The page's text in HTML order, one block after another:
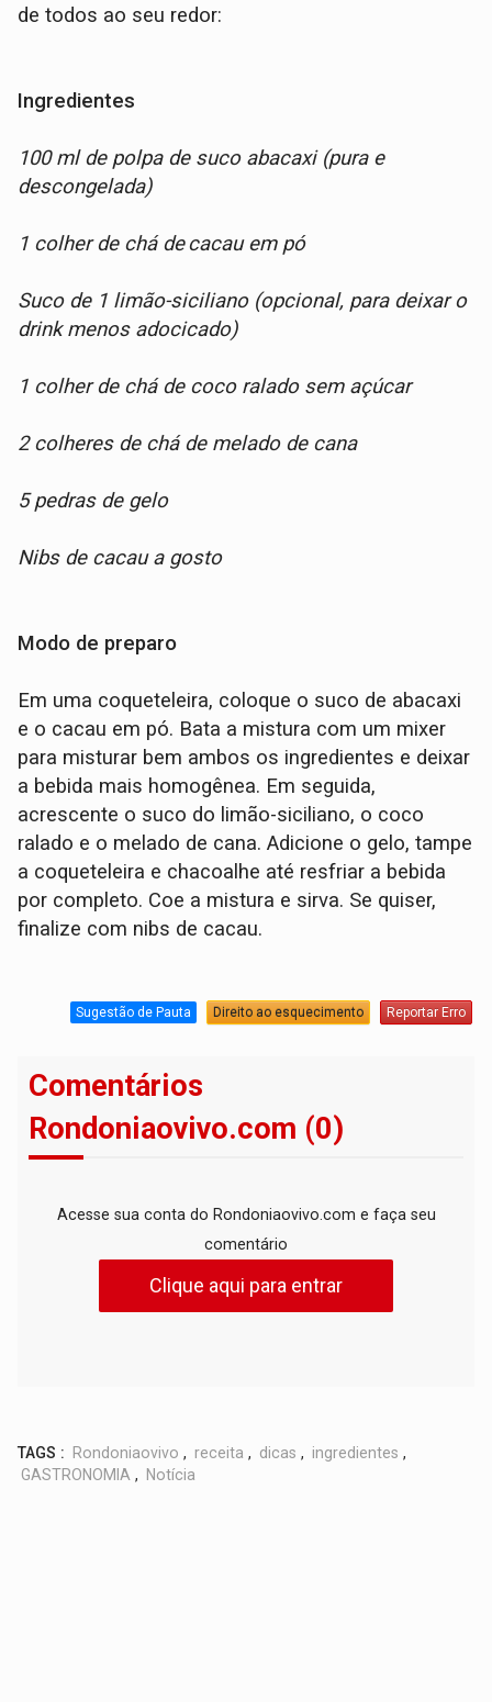
de todos ao seu redor:
Ingredientes
100 ml de polpa de suco abacaxi (pura e
descongelada)
1 colher de chá de cacau em pó
Suco de 1 limão-siciliano (opcional, para deixar o
drink menos adocicado)
1 colher de chá de coco ralado sem açúcar
2 colheres de chá de melado de cana
5 pedras de gelo
Nibs de cacau a gosto
Modo de preparo
Em uma coqueteleira, coloque o suco de abacaxi
e o cacau em pó. Bata a mistura com um mixer
para misturar bem ambos os ingredientes e deixar
a bebida mais homogênea. Em seguida,
acrescente o suco do limão-siciliano, o coco
ralado e o melado de cana. Adicione o gelo, tampe
a coqueteleira e chacoalhe até resfriar a bebida
por completo. Coe a mistura e sirva. Se quiser,
finalize com nibs de cacau.
Sugestão de Pauta Direito ao esquecimento Reportar Erro
Comentários
Rondoniaovivo.com (0)
Acesse sua conta do Rondoniaovivo.com e faça seu
comentário
Clique aqui para entrar
TAGS : Rondoniaovivo , receita , dicas , ingredientes ,
GASTRONOMIA , Notícia